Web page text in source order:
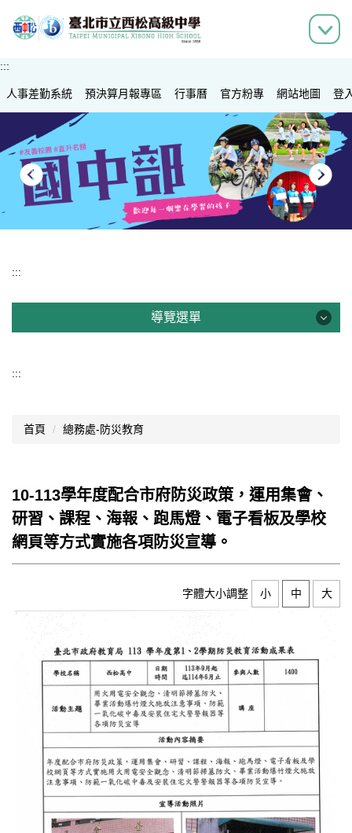
到
容
區
:::
人事差勤系統 預決算月報專區 行事曆 官方粉專 網站地圖 登
:::
導覽選單
認識西松
文件資料
西松亮點
網站管理
家長會
臺北市111年度臺北酷課雲師資增能推廣
教育品質保證
防疫在家學習專區
:::
首頁 總務處-防災教育
10-113學年度配合市府防災政策，運用集會、
研習、課程、海報、跑馬燈、電子看板及學校
網頁等方式實施各項防災宣導。
字體大小調整 小 中 大